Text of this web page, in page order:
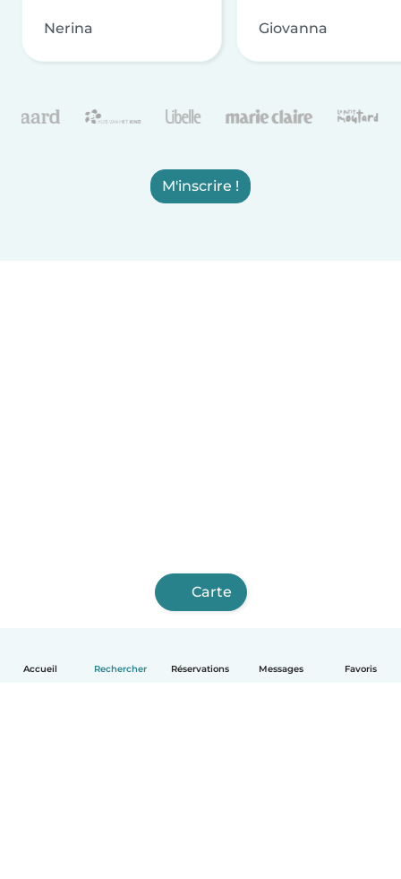
Accueil Rechercher Réservations Messages Favoris
Nerina Giovanna
M'inscrire !
Carte